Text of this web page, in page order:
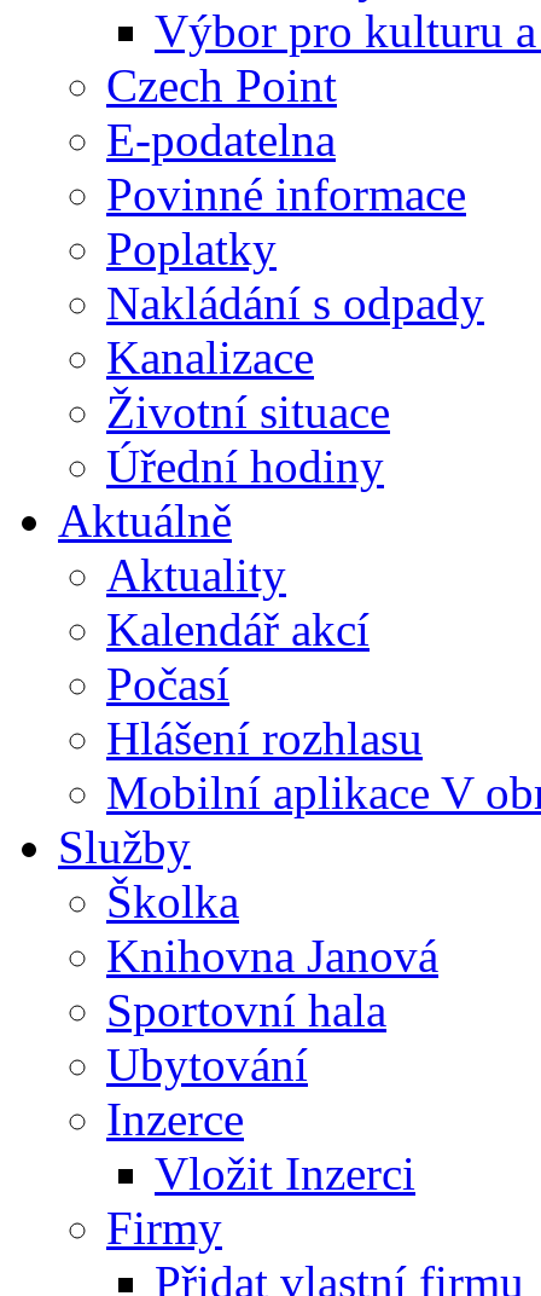
Výbor pro kulturu
Czech Point
E-podatelna
Povinné informace
Poplatky
Nakládání s odpady
Kanalizace
Životní situace
Úřední hodiny
Aktuálně
Aktuality
Kalendář akcí
Počasí
Hlášení rozhlasu
Mobilní aplikace V
Služby
Školka
Knihovna Janová
Sportovní hala
Ubytování
Inzerce
Vložit Inzerci
Firmy
Přidat vlastní firmu